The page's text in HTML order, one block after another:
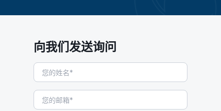
向我们发送询问